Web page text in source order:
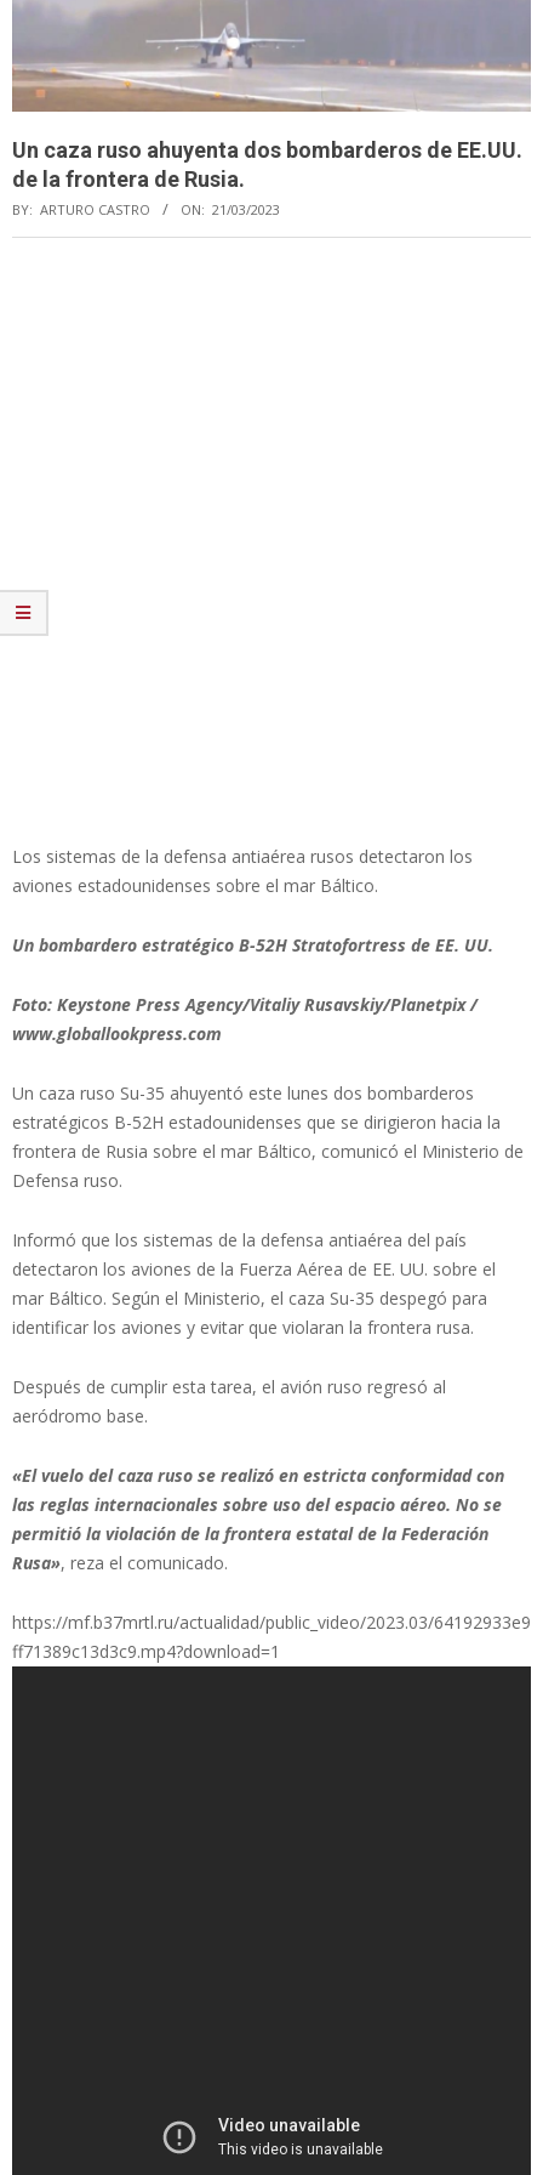
Un caza ruso ahuyenta dos bombarderos de EE.UU.
de la frontera de Rusia.
BY: ARTURO CASTRO ON: 21/03/2023
Los sistemas de la defensa antiaérea rusos detectaron los
aviones estadounidenses sobre el mar Báltico.
Un bombardero estratégico B-52H Stratofortress de EE. UU.
Foto: Keystone Press Agency/Vitaliy Rusavskiy/Planetpix /
www.globallookpress.com
Un caza ruso Su-35 ahuyentó este lunes dos bombarderos
estratégicos B-52H estadounidenses que se dirigieron hacia la
frontera de Rusia sobre el mar Báltico, comunicó el Ministerio de
Defensa ruso.
Informó que los sistemas de la defensa antiaérea del país
detectaron los aviones de la Fuerza Aérea de EE. UU. sobre el
mar Báltico. Según el Ministerio, el caza Su-35 despegó para
identificar los aviones y evitar que violaran la frontera rusa.
Después de cumplir esta tarea, el avión ruso regresó al
aeródromo base.
«El vuelo del caza ruso se realizó en estricta conformidad con
las reglas internacionales sobre uso del espacio aéreo. No se
permitió la violación de la frontera estatal de la Federación
Rusa», reza el comunicado.
https://mf.b37mrtl.ru/actualidad/public_video/2023.03/64192933e9
ff71389c13d3c9.mp4?download=1